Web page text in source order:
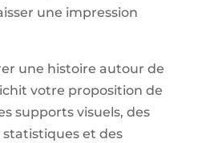
une impression
une histoire autour de
votre proposition de
supports visuels, des
et des